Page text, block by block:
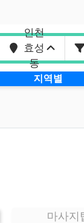
인천
효성
동
지역별
마사지